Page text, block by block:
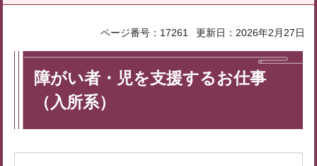
ページ番号：17261 更新日：2026年2月27日
障がい者・児を支援するお仕事
（入所系）